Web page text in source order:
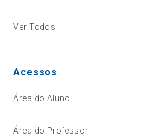
Ver Todos
Acessos
Área do Aluno
Área do Professor